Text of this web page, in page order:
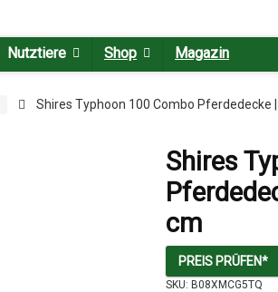
Nutztiere Shop Magazin
Shires Typhoon 100 Combo Pferdedecke
Shires
cm
PREIS PRÜFEN*
SKU: B08XMCG5TQ